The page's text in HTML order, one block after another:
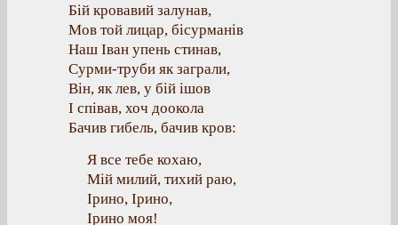
Бій кровавий залунав,
Мов той лицар, бісурманів
Наш Іван упень стинав,
Сурми-труби як заграли,
Він, як лев, у бій ішов
І співав, хоч доокола
Бачив гибель, бачив кров:
Я все тебе кохаю,
Мій милий, тихий раю,
Ірино, Ірино,
Ірино моя!